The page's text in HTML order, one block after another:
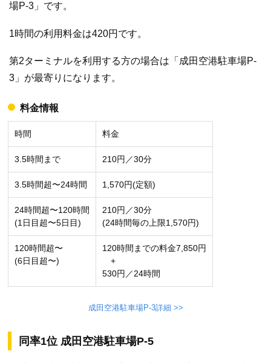
場P-3」です。
1時間の利用料金は420円です。
第2ターミナルを利用する方の場合は「成田空港駐車場P-
3」が最寄りになります。
料金情報
時間 料金
3.5時間まで 210円／30分
3.5時間超〜24時間 1,570円(定額)
24時間超〜120時間
(1日目超〜5日目)
210円／30分
(24時間毎の上限1,570円)
120時間超〜
(6日目超〜)
120時間までの料金7,850円
+
530円／24時間
成田空港駐車場P-3詳細 >>
同率1位 成田空港駐車場P-5